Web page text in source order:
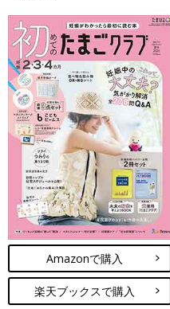
Amazonで購入
楽天ブックスで購入